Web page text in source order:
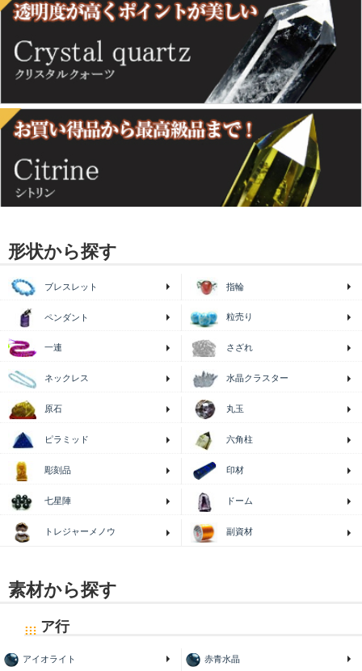
形状から探す
ブレスレット 指輪
ペンダント 粒売り
一連 さざれ
ネックレス 水晶クラスター
原石 丸玉
ピラミッド 六角柱
彫刻品 印材
七星陣 ドーム
トレジャーメノウ 副資材
素材から探す
ア行
アイオライト 赤青水晶